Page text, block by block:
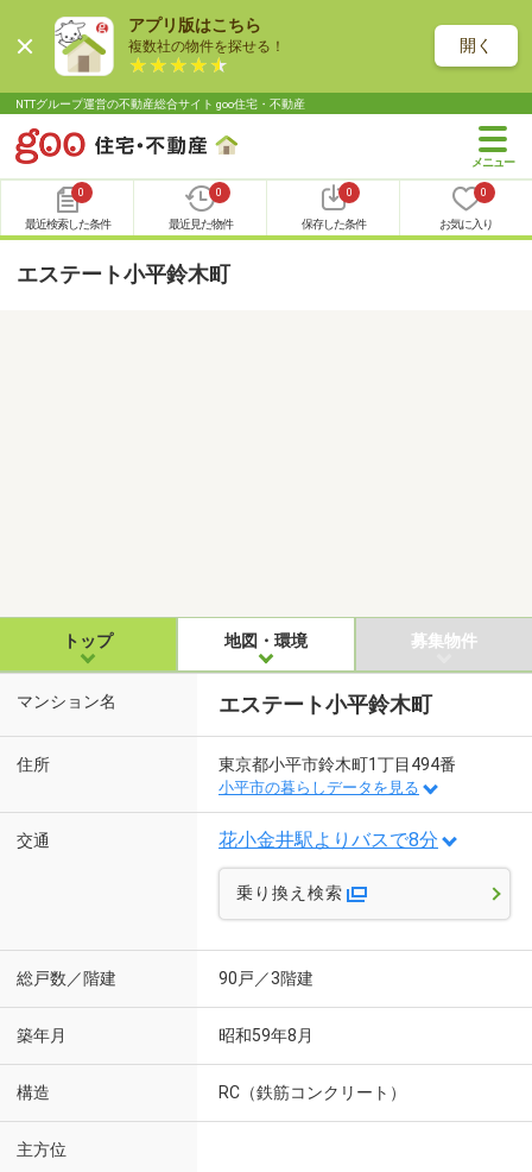
アプリ版はこちら
複数社の物件を探せる！ 開く
NTTグループ運営の不動産総合サイト goo住宅・不動産
0
最近検索した条件
0
最近見た物件
0
保存した条件
0
お気に入り
エステート小平鈴木町
トップ 地図・環境 募集物件
マンション名 エステート小平鈴木町
住所 東京都小平市鈴木町1丁目494番
小平市の暮らしデータを見る
交通 花小金井駅よりバスで8分
乗り換え検索
総戸数／階建 90戸／3階建
築年月 昭和59年8月
構造 RC（鉄筋コンクリート）
主方位